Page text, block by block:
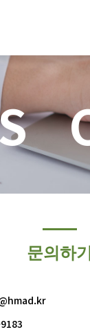
문의하기